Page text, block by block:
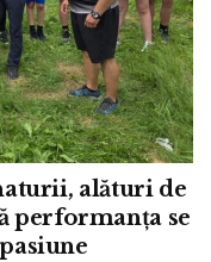
alături de
performanța se